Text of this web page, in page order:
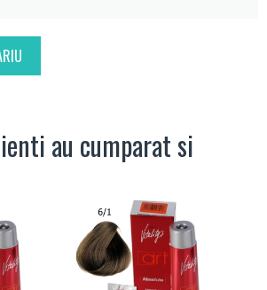
au cumparat si